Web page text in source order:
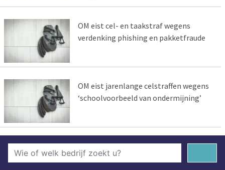
OM eist cel- en taakstraf wegens
verdenking phishing en pakketfraude
OM eist jarenlange celstraffen wegens
‘schoolvoorbeeld van ondermijning’